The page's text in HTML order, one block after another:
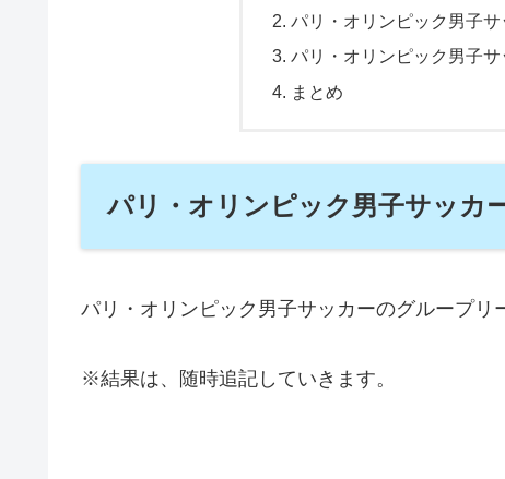
パリ・オリンピック男子
パリ・オリンピック男子サ
まとめ
パリ・オリンピック男子サッカ
パリ・オリンピック男子サッカーのグループリ
※結果は、随時追記していきます。